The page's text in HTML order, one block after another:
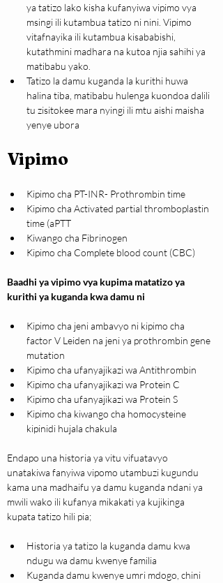
ya tatizo lako kisha kufanyiwa vipimo vya
msingi ili kutambua tatizo ni nini. Vipimo
vitafnayika ili kutambua kisababishi,
kutathmini madhara na kutoa njia sahihi ya
matibabu yako.
Tatizo la damu kuganda la kurithi huwa
halina tiba, matibabu hulenga kuondoa dalili
tu zisitokee mara nyingi ili mtu aishi maisha
yenye ubora
Vipimo
Kipimo cha PT-INR- Prothrombin time
Kipimo cha Activated partial thromboplastin
time (aPTT
Kiwango cha Fibrinogen
Kipimo cha Complete blood count (CBC)
Baadhi ya vipimo vya kupima matatizo ya
kurithi ya kuganda kwa damu ni
Kipimo cha jeni ambavyo ni kipimo cha
factor V Leiden na jeni ya prothrombin gene
mutation
Kipimo cha ufanyajikazi wa Antithrombin
Kipimo cha ufanyajikazi wa Protein C
Kipimo cha ufanyajikazi wa Protein S
Kipimo cha kiwango cha homocysteine
kipinidi hujala chakula
Endapo una historia ya vitu vifuatavyo
unatakiwa fanyiwa vipomo utambuzi kugundu
kama una madhaifu ya damu kuganda ndani ya
mwili wako ili kufanya mikakati ya kujikinga
kupata tatizo hili pia;
Historia ya tatizo la kuganda damu kwa
ndugu wa damu kwenye familia
Kuganda damu kwenye umri mdogo, chini